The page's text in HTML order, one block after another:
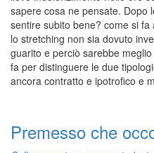
sapere cosa ne pensate. Dopo
sentire subito bene? come si
lo stretching non sia dovuto
guarito e perciò sarebbe
fa per distinguere le due
ancora contratto e ipotrofico e
Premesso che